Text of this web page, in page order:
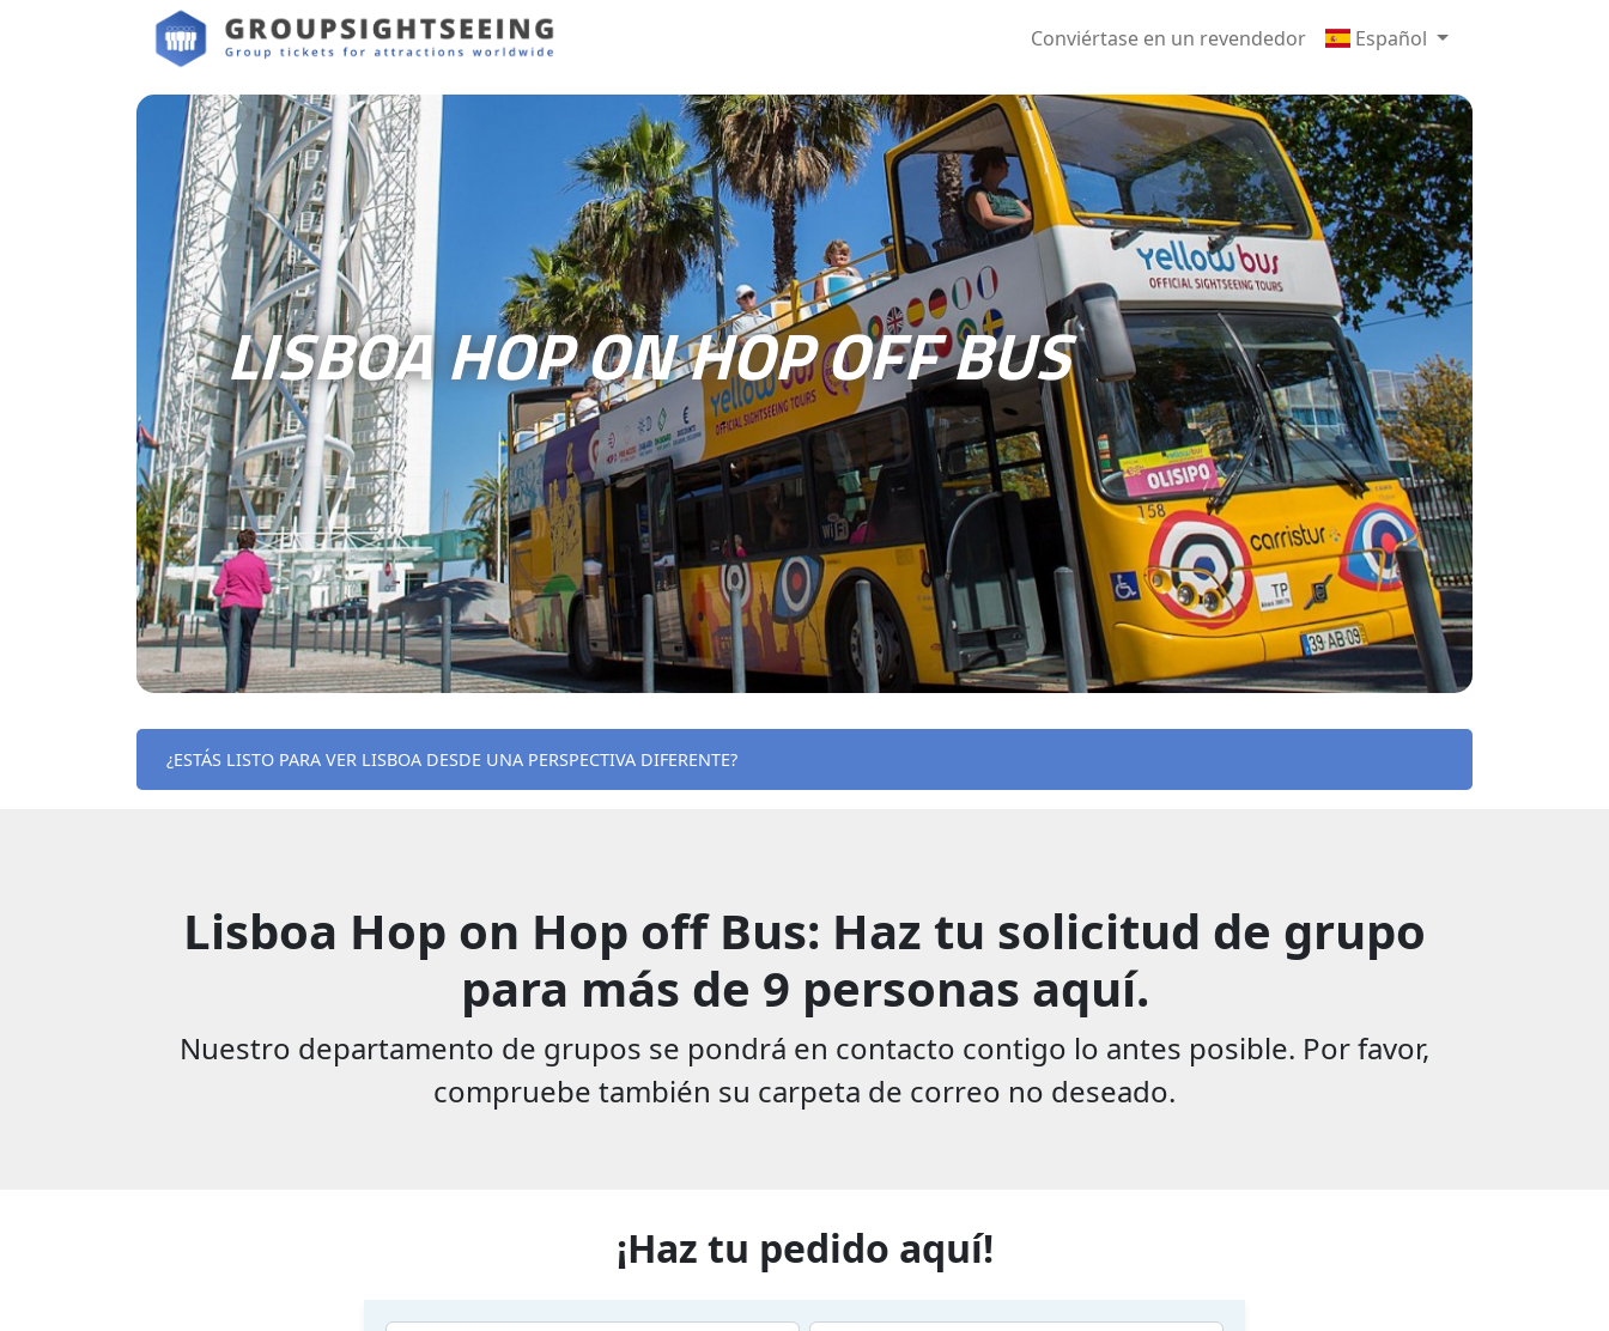
Conviértase en un revendedor Español
LISBOA HOP ON HOP OFF BUS
¿ESTÁS LISTO PARA VER LISBOA DESDE UNA PERSPECTIVA DIFERENTE?
Lisboa Hop on Hop off Bus: Haz tu solicitud de grupo
para más de 9 personas aquí.
Nuestro departamento de grupos se pondrá en contacto contigo lo antes posible. Por favor,
compruebe también su carpeta de correo no deseado.
¡Haz tu pedido aquí!